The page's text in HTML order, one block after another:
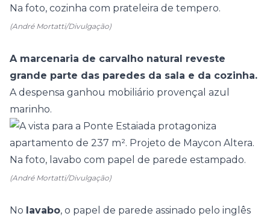
(André Mortatti/Divulgação)
A marcenaria de carvalho natural reveste
grande parte das paredes da sala e da cozinha.
A despensa ganhou mobiliário provençal azul
marinho.
(André Mortatti/Divulgação)
No lavabo, o papel de parede assinado pelo inglês